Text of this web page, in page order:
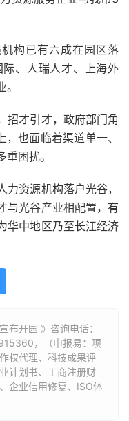
构已有六成在园区落
、人瑞人才、上海外
招才引才，政府部门角
也面临着渠道单一、
困扰。
资源机构落户光谷，
与光谷产业相配置，有
华中地区乃至长江经济
布开园 》咨询电话：
，（申报易：项
权代理、科技成果评
计划书、工商注册财
企业信用修复、ISO体